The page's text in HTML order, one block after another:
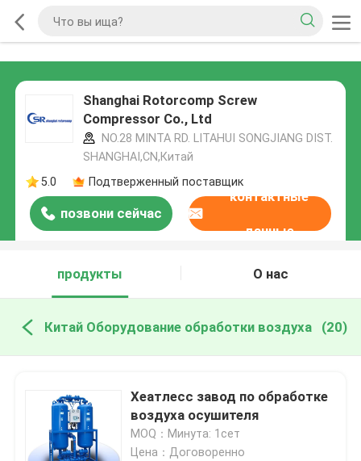
Shanghai Rotorcomp Screw
Compressor Co., Ltd
NO.28 MINTA RD. LITAHUI SONGJIANG DIST.
SHANGHAI,CN,Китай
5.0
Подтверженный поставщик
позвони сейчас
контактные
данные
продукты О нас
Китай Оборудование обработки воздуха (20)
Хеатлесс завод по обработке
воздуха осушителя
MOQ：Минута: 1сет
Цена：Договоренно